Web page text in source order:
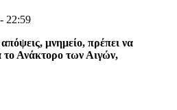
22:59
μνημείο, πρέπει να
Ανάκτορο των Αιγών,